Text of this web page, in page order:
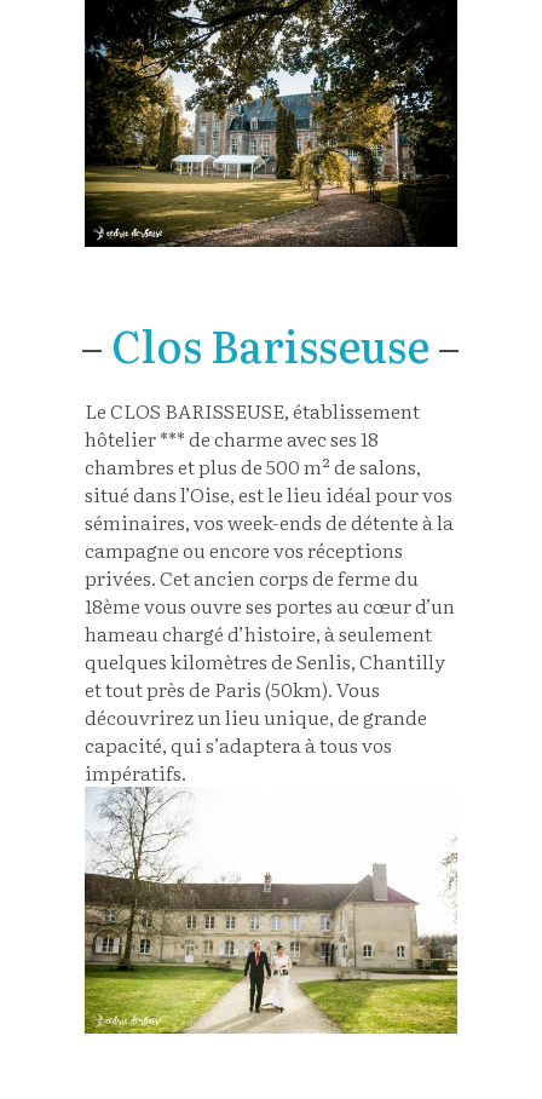
–Clos Barisseuse–
Le CLOS BARISSEUSE, établissement
hôtelier *** de charme avec ses 18
chambres et plus de 500 m² de salons,
situé dans l’Oise, est le lieu idéal pour vos
séminaires, vos week-ends de détente à la
campagne ou encore vos réceptions
privées. Cet ancien corps de ferme du
18ème vous ouvre ses portes au cœur d’un
hameau chargé d’histoire, à seulement
quelques kilomètres de Senlis, Chantilly
et tout près de Paris (50km). Vous
découvrirez un lieu unique, de grande
capacité, qui s’adaptera à tous vos
impératifs.